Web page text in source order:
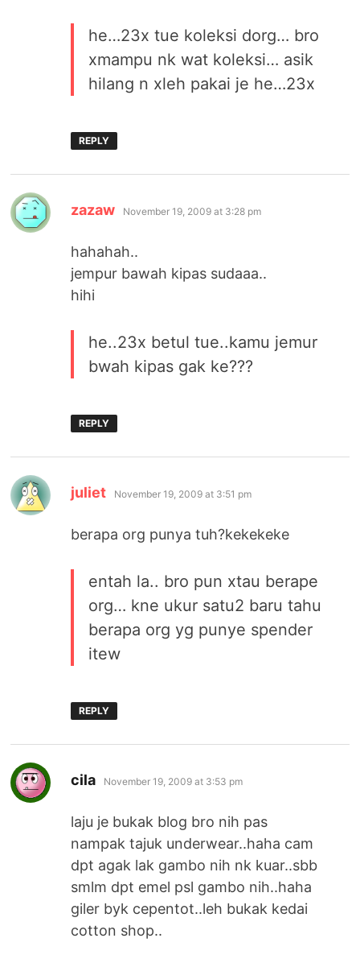
he…23x tue koleksi dorg… bro
xmampu nk wat koleksi… asik
hilang n xleh pakai je he…23x
REPLY
zazaw says:
November 19, 2009 at 3:28 pm
hahahah..
jempur bawah kipas sudaaa..
hihi
he..23x betul tue..kamu jemur
bwah kipas gak ke???
REPLY
juliet says:
November 19, 2009 at 3:51 pm
berapa org punya tuh?kekekeke
entah la.. bro pun xtau berape
org… kne ukur satu2 baru tahu
berapa org yg punye spender
itew
REPLY
cila says:
November 19, 2009 at 3:53 pm
laju je bukak blog bro nih pas
nampak tajuk underwear..haha cam
dpt agak lak gambo nih nk kuar..sbb
smlm dpt emel psl gambo nih..haha
giler byk cepentot..leh bukak kedai
cotton shop..